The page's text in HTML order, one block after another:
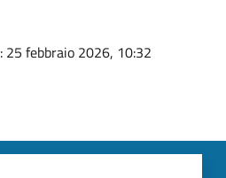
: 25 febbraio 2026, 10:32